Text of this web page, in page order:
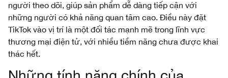
người theo dõi, giúp sản phẩm dễ dàng tiếp cận với
những người có khả năng quan tâm cao. Điều này đặt
TikTok vào vị trí là một đối tác mạnh mẽ trong lĩnh vực
thương mại điện tử, với nhiều tiềm năng chưa được khai
thác hết.